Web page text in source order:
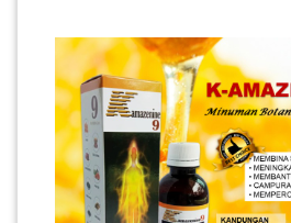
TERENGGANU(12)
SABAH(0)